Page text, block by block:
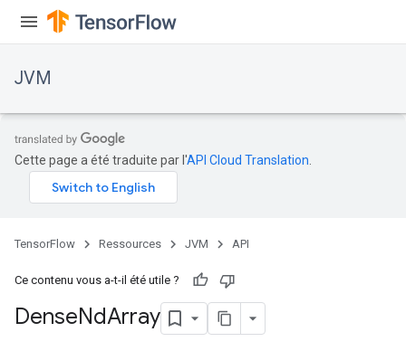
JVM
Cette page a été traduite par l'API Cloud Translation
TensorFlow Ressources JVM API
Ce contenu vous a-t-il été utile ?
DenseNdArray